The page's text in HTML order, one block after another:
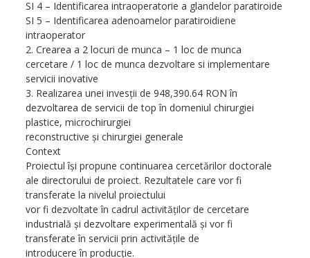
SI 4 – Identificarea intraoperatorie a glandelor paratiroide
SI 5 – Identificarea adenoamelor paratiroidiene
intraoperator
2. Crearea a 2 locuri de munca – 1 loc de munca
cercetare / 1 loc de munca dezvoltare si implementare
servicii inovative
3. Realizarea unei invesţii de 948,390.64 RON în
dezvoltarea de servicii de top în domeniul chirurgiei
plastice, microchirurgiei
reconstructive şi chirurgiei generale
Context
Proiectul îşi propune continuarea cercetărilor doctorale
ale directorului de proiect. Rezultatele care vor fi
transferate la nivelul proiectului
vor fi dezvoltate în cadrul activităţilor de cercetare
industrială şi dezvoltare experimentală şi vor fi
transferate în servicii prin activităţile de
introducere în producţie.